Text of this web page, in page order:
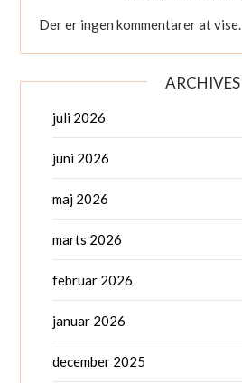
Der er ingen kommentarer at vise.
ARCHIVES
juli 2026
juni 2026
maj 2026
marts 2026
februar 2026
januar 2026
december 2025